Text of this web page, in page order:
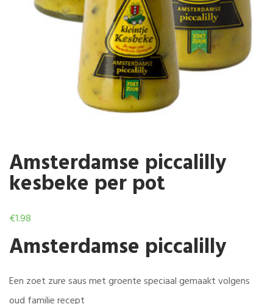
Amsterdamse piccalilly
kesbeke per pot
€1.98
Amsterdamse piccalilly
Een zoet zure saus met groente speciaal gemaakt volgens